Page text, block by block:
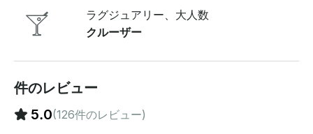
は広々としたラウンジエリアがあります。船首デッキは
日光浴に最適です。その他の機能としては、水へのアク
セスが簡単なスイムプラットフォーム、便利な冷蔵庫2
台、涼しい日用の暖房付きキャビン、日陰を増やすため
の資格を持つプロフェッショナルキャプテン兼デッキハ
）、20スピーカーのハイエンドサウンドシステム
ラグジュアリー、大人数
クルーザー
件のレビュー
5.0(126件のレビュー)